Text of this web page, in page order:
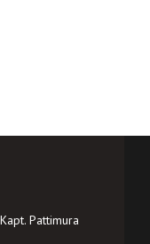
Pattimura